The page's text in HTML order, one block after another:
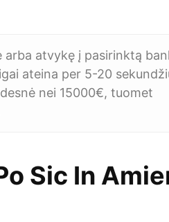
atvykę į pasirinktą
ateina per 5-20
nei 15000€, tuomet
Sic In